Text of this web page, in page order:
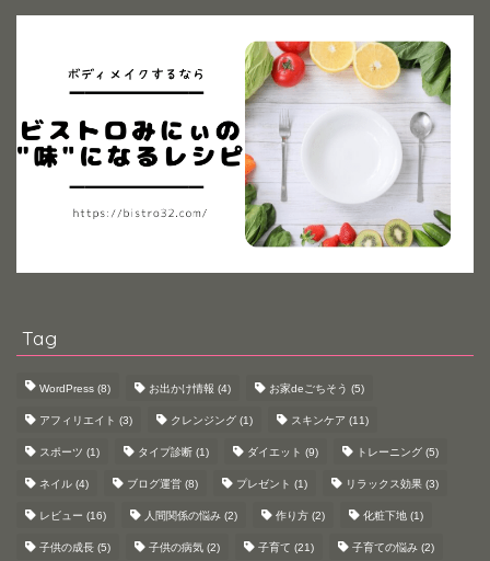
Tag
WordPress (8) お出かけ情報 (4) お家deごちそう (5)
アフィリエイト (3) クレンジング (1) スキンケア (11)
スポーツ (1) タイプ診断 (1) ダイエット (9) トレーニング (5)
ネイル (4) ブログ運営 (8) プレゼント (1) リラックス効果 (3)
レビュー (16) 人間関係の悩み (2) 作り方 (2) 化粧下地 (1)
子供の成長 (5) 子供の病気 (2) 子育て (21) 子育ての悩み (2)